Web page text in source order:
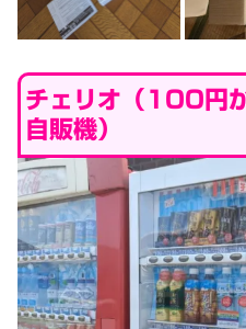
チェリオ（100円
自販機）